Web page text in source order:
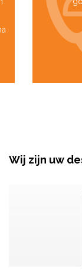
Wij zijn uw